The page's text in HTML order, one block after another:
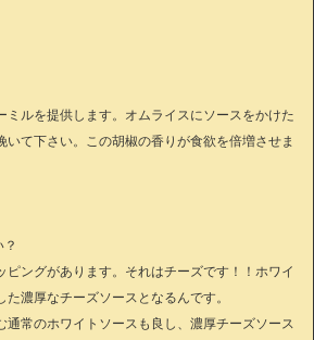
ミルを提供します。オムライスにソースをかけた
いて下さい。この胡椒の香りが食欲を倍増させま
ピングがあります。それはチーズです！！ホワイ
た濃厚なチーズソースとなるんです。
通常のホワイトソースも良し、濃厚チーズソース